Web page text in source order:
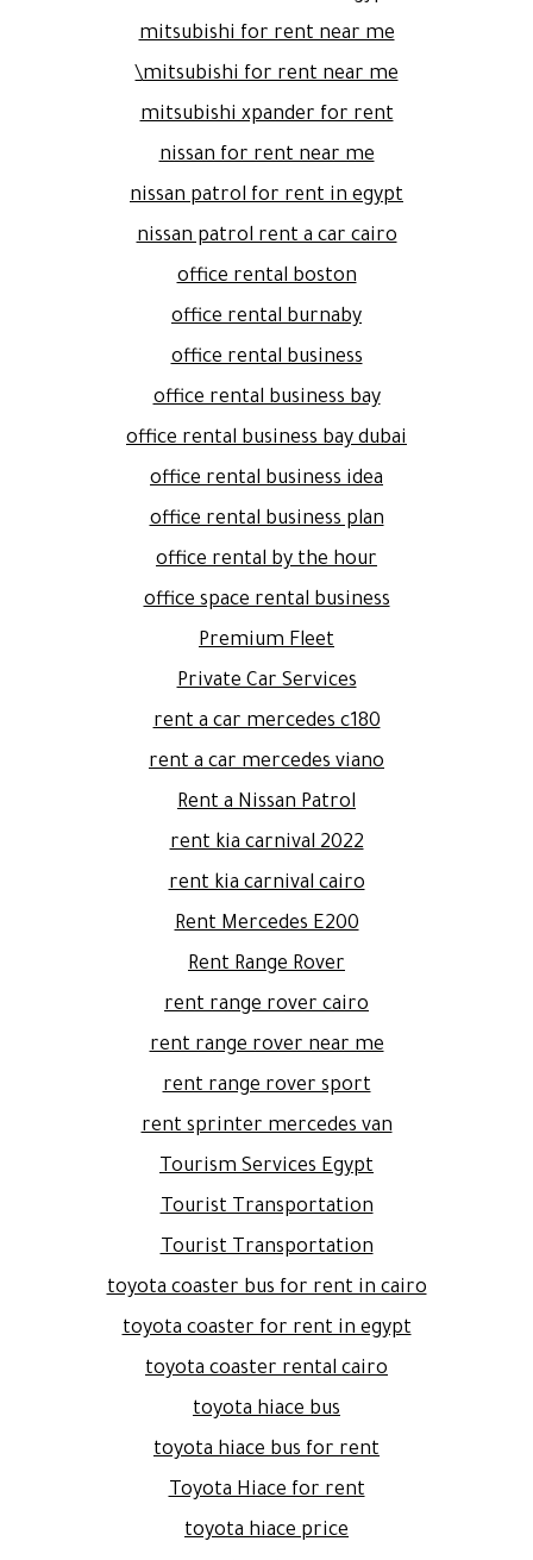
mitsubishi for rent near me
mitsubishi for rent near me\
mitsubishi xpander for rent
nissan for rent near me
nissan patrol for rent in egypt
nissan patrol rent a car cairo
office rental boston
office rental burnaby
office rental business
office rental business bay
office rental business bay dubai
office rental business idea
office rental business plan
office rental by the hour
office space rental business
Premium Fleet
Private Car Services
rent a car mercedes c180
rent a car mercedes viano
Rent a Nissan Patrol
rent kia carnival 2022
rent kia carnival cairo
Rent Mercedes E200
Rent Range Rover
rent range rover cairo
rent range rover near me
rent range rover sport
rent sprinter mercedes van
Tourism Services Egypt
Tourist Transportation
Tourist Transportation
toyota coaster bus for rent in cairo
toyota coaster for rent in egypt
toyota coaster rental cairo
toyota hiace bus
toyota hiace bus for rent
Toyota Hiace for rent
toyota hiace price